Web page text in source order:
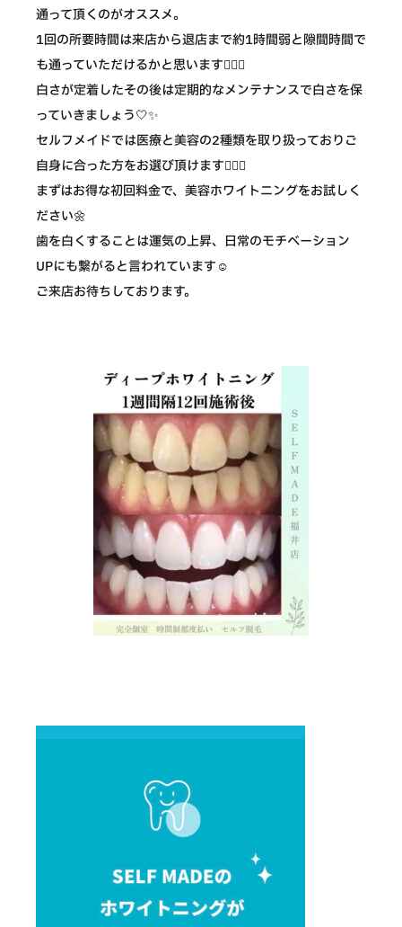
通って頂くのがオススメ。
1回の所要時間は来店から退店まで約1時間弱と隙間時間で
も通っていただけるかと思います💁🏻‍♀️
白さが定着したその後は定期的なメンテナンスで白さを保
っていきましょう🤍✨
セルフメイドでは医療と美容の2種類を取り扱っておりご
自身に合った方をお選び頂けます💁🏻‍♀️
まずはお得な初回料金で、美容ホワイトニングをお試しく
ださい🌼
歯を白くすることは運気の上昇、日常のモチベーション
UPにも繋がると言われています☺️
ご来店お待ちしております。